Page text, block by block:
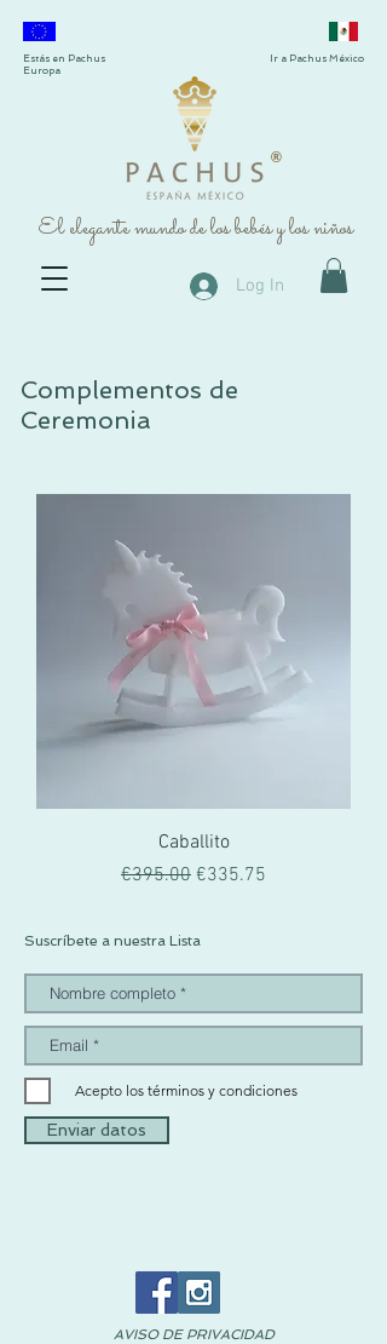
®
El elegante mundo de los bebés y los niños
Estás en Pachus
Europa
Ir a Pachus México
Log In
Complementos de
Ceremonia
Caballito
一般價格
€395.00 促銷價格
€335.75
Suscríbete a nuestra Lista
Acepto los términos y condiciones
Enviar datos
AVISO DE PRIVACIDAD